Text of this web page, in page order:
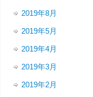
2019年8月
2019年5月
2019年4月
2019年3月
2019年2月